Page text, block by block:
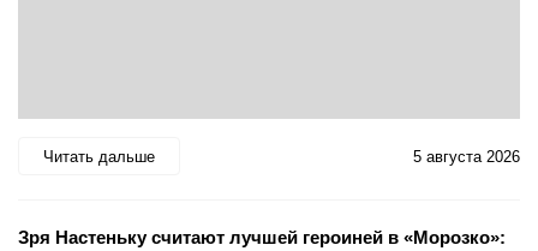
Читать дальше 5 августа 2026
Зря Настеньку считают лучшей героиней в «Морозко»: